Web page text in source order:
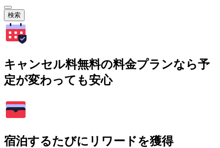
検索
キャンセル料無料の料金プランなら予
定が変わっても安心
宿泊するたびにリワードを獲得